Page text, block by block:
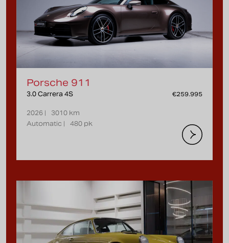
Porsche 911
3.0 Carrera 4S €259.995
2026 |
3010 km
Automatic |
480 pk